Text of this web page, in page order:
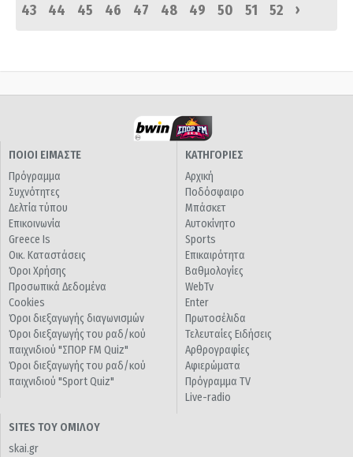
43
44 45 46 47 48 49 50 51 52 ›
ΠΟΙΟΙ ΕΙΜΑΣΤΕ
Πρόγραμμα
Συχνότητες
Δελτία τύπου
Επικοινωνία
Greece Is
Οικ. Καταστάσεις
Όροι Χρήσης
Προσωπικά Δεδομένα
Cookies
Όροι διεξαγωγής διαγωνισμών
Όροι διεξαγωγής του ραδ/κού
παιχνιδιού "ΣΠΟΡ FM Quiz"
Όροι διεξαγωγής του ραδ/κού
παιχνιδιού "Sport Quiz"
ΚΑΤΗΓΟΡΙΕΣ
Αρχική
Ποδόσφαιρο
Μπάσκετ
Αυτοκίνητο
Sports
Επικαιρότητα
Βαθμολογίες
WebTv
Enter
Πρωτοσέλιδα
Τελευταίες Ειδήσεις
Αρθρογραφίες
Αφιερώματα
Πρόγραμμα TV
Live-radio
SITES ΤΟΥ ΟΜΙΛΟΥ
skai.gr